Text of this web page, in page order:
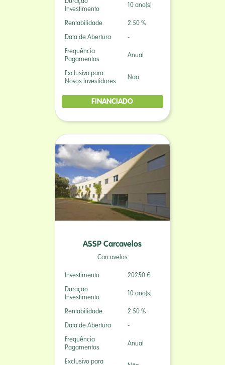
Duração
Investimento
10 ano(s)
Rentabilidade 2.50 %
Data de Abertura -
Frequência
Pagamentos
Anual
Exclusivo para
Novos Investidores
Não
FINANCIADO
ASSP Carcavelos
Carcavelos
Investimento 20250 €
Duração
Investimento
10 ano(s)
Rentabilidade 2.50 %
Data de Abertura -
Frequência
Pagamentos
Anual
Exclusivo para